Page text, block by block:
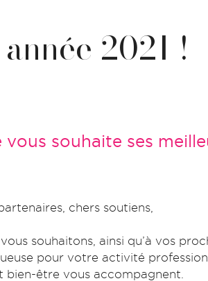
2021 !
vous souhaite ses
chers soutiens,
souhaitons, ainsi qu’à vos
pour votre activité
bien-être vous accompagnent.